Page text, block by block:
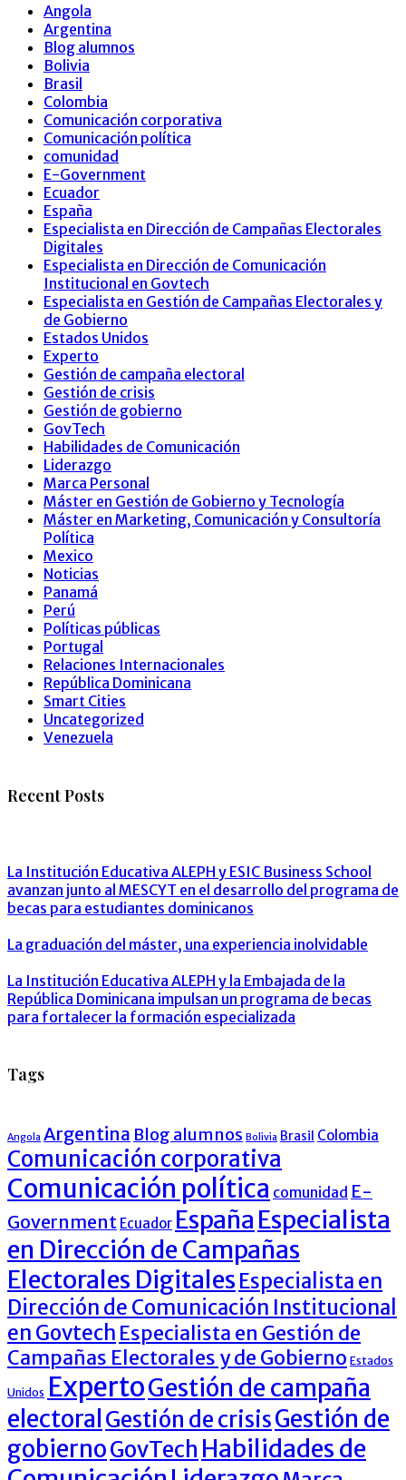
Angola
Argentina
Blog alumnos
Bolivia
Brasil
Colombia
Comunicación corporativa
Comunicación política
comunidad
E-Government
Ecuador
España
Especialista en Dirección de Campañas Electorales
Digitales
Especialista en Dirección de Comunicación
Institucional en Govtech
Especialista en Gestión de Campañas Electorales y
de Gobierno
Estados Unidos
Experto
Gestión de campaña electoral
Gestión de crisis
Gestión de gobierno
GovTech
Habilidades de Comunicación
Liderazgo
Marca Personal
Máster en Gestión de Gobierno y Tecnología
Máster en Marketing, Comunicación y Consultoría
Política
Mexico
Noticias
Panamá
Perú
Políticas públicas
Portugal
Relaciones Internacionales
República Dominicana
Smart Cities
Uncategorized
Venezuela
Recent Posts
La Institución Educativa ALEPH y ESIC Business School
avanzan junto al MESCYT en el desarrollo del programa de
becas para estudiantes dominicanos
La graduación del máster, una experiencia inolvidable
La Institución Educativa ALEPH y la Embajada de la
República Dominicana impulsan un programa de becas
para fortalecer la formación especializada
Tags
Angola Argentina Blog alumnos Bolivia Brasil Colombia
Comunicación corporativa
Comunicación política comunidad E-
Government Ecuador España Especialista
en Dirección de Campañas
Electorales Digitales Especialista en
Dirección de Comunicación Institucional
en Govtech Especialista en Gestión de
Campañas Electorales y de Gobierno Estados
Unidos ExpertoGestión de campaña
electoral Gestión de crisisGestión de
gobiernoGovTech Habilidades de